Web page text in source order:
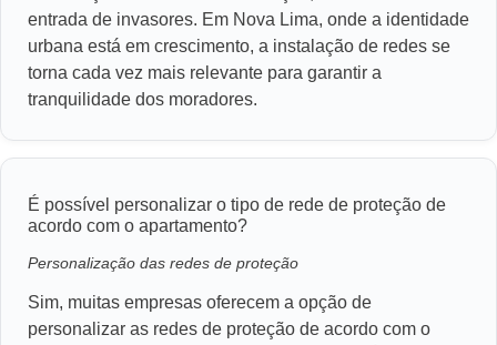
entrada de invasores. Em Nova Lima, onde a identidade
urbana está em crescimento, a instalação de redes se
torna cada vez mais relevante para garantir a
tranquilidade dos moradores.
É possível personalizar o tipo de rede de proteção de
acordo com o apartamento?
Personalização das redes de proteção
Sim, muitas empresas oferecem a opção de
personalizar as redes de proteção de acordo com o